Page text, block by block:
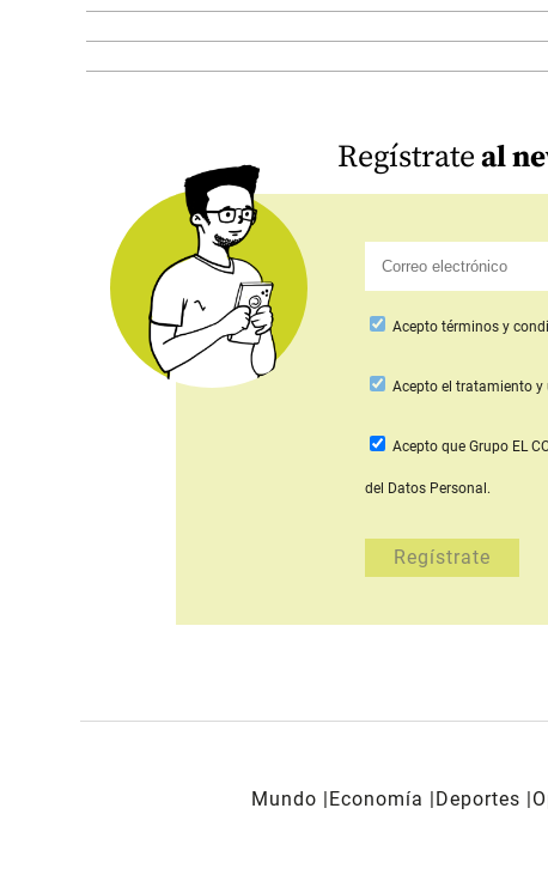
Regístrateal
Acepto términos y
Aceptoel tratamiento y
Acepto que Grupo EL
del Datos Personal.
Mundo Economía Deportes